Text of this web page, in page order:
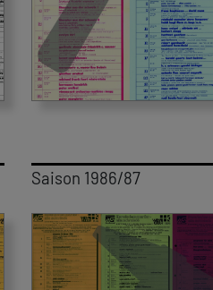
Saison 1986/87